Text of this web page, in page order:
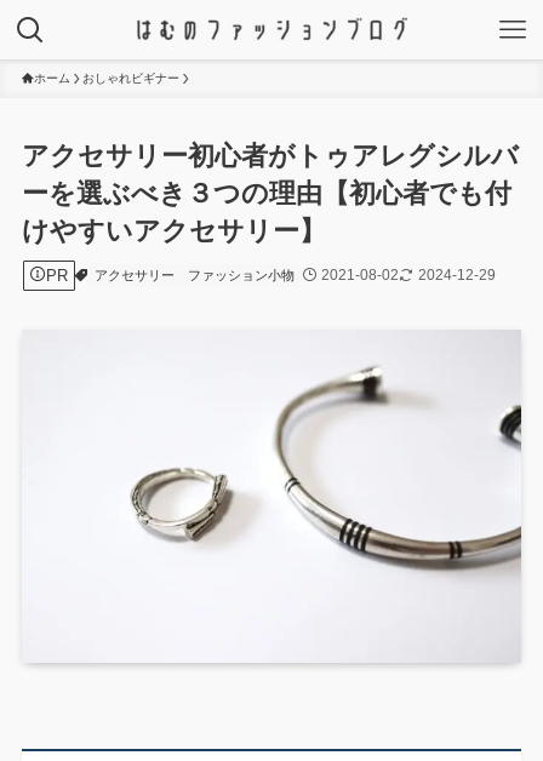
ホーム おしゃれビギナー
アクセサリー初心者がトゥアレグシルバ
ーを選ぶべき３つの理由【初心者でも付
けやすいアクセサリー】
PR アクセサリー ファッション小物 2021-08-02 2024-12-29